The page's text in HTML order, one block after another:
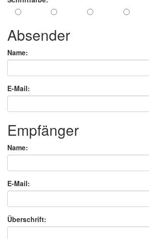
Absender
Name:
E-Mail:
Empfänger
Name:
E-Mail:
Überschrift: